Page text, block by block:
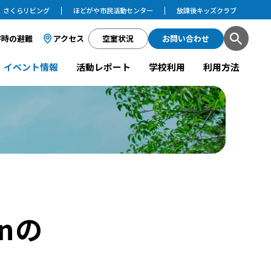
さくらリビング ほどがや市民活動センター 放課後キッズクラブ
の避難 アクセス 空室状況 お問い合わせ
イベント情報 活動レポート 学校利用 利用方法
の